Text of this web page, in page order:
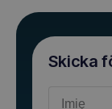
Skicka